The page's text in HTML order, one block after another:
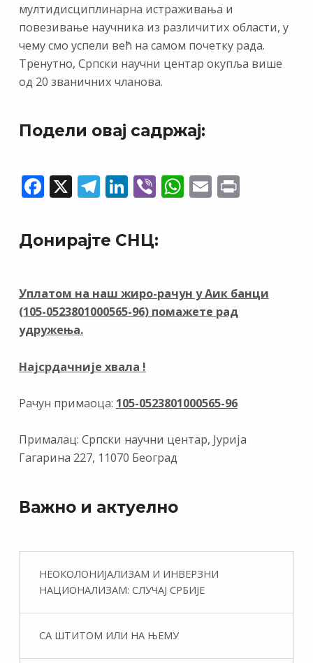
мултидисциплинарна истраживања и
повезивање научника из различитих области, у
чему смо успели већ на самом почетку рада.
Тренутно, Српски научни центар окупља више
од 20 званичних чланова.
Подели овај садржај:
F
ac
e
b
o
k
X T
el
e
gr
m
Li
n
k
e
n
Vi
b
er
W
h
p
p
E
m
Pr
Донирајте СНЦ:
Уплатом на наш жиро-рачун у Аик банци
(105-0523801000565-96) помажете рад
удружења.
Најсрдачније хвала !
Рачун примаоца: 105-0523801000565-96
Прималац: Српски научни центар, Јурија
Гагарина 227, 11070 Београд
Важно и актуелно
НЕОКОЛОНИЈАЛИЗАМ И ИНВЕРЗНИ
НАЦИОНАЛИЗАМ: СЛУЧАЈ СРБИЈЕ
СА ШТИТОМ ИЛИ НА ЊЕМУ